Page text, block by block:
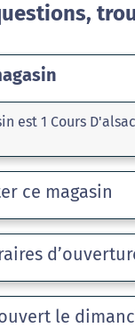
est 1 Cours
ce magasin
le